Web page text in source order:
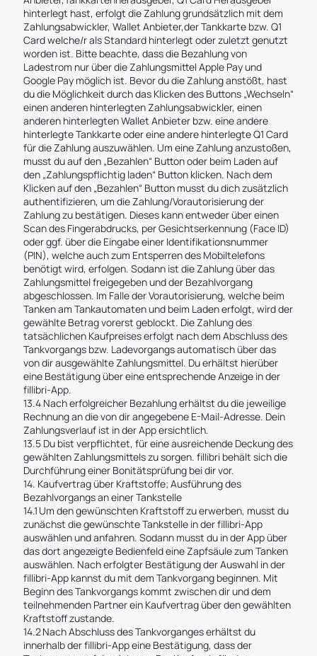
hinterlegt hast, erfolgt die Zahlung grundsätzlich mit dem
Zahlungsabwickler, Wallet Anbieter,der Tankkarte bzw. Q1
Card welche/r als Standard hinterlegt oder zuletzt genutzt
worden ist. Bitte beachte, dass die Bezahlung von
Ladestrom nur über die Zahlungsmittel Apple Pay und
Google Pay möglich ist. Bevor du die Zahlung anstößt, hast
du die Möglichkeit durch das Klicken des Buttons „Wechseln“
einen anderen hinterlegten Zahlungsabwickler, einen
anderen hinterlegten Wallet Anbieter bzw. eine andere
hinterlegte Tankkarte oder eine andere hinterlegte Q1 Card
für die Zahlung auszuwählen. Um eine Zahlung anzustoßen,
musst du auf den „Bezahlen“ Button oder beim Laden auf
den „Zahlungspflichtig laden“ Button klicken. Nach dem
Klicken auf den „Bezahlen“ Button musst du dich zusätzlich
authentifizieren, um die Zahlung/Vorautorisierung der
Zahlung zu bestätigen. Dieses kann entweder über einen
Scan des Fingerabdrucks, per Gesichtserkennung (Face ID)
oder ggf. über die Eingabe einer Identifikationsnummer
(PIN), welche auch zum Entsperren des Mobiltelefons
benötigt wird, erfolgen. Sodann ist die Zahlung über das
Zahlungsmittel freigegeben und der Bezahlvorgang
abgeschlossen. Im Falle der Vorautorisierung, welche beim
Tanken am Tankautomaten und beim Laden erfolgt, wird der
gewählte Betrag vorerst geblockt. Die Zahlung des
tatsächlichen Kaufpreises erfolgt nach dem Abschluss des
Tankvorgangs bzw. Ladevorgangs automatisch über das
von dir ausgewählte Zahlungsmittel. Du erhältst hierüber
eine Bestätigung über eine entsprechende Anzeige in der
fillibri-App.
13.4 Nach erfolgreicher Bezahlung erhältst du die jeweilige
Rechnung an die von dir angegebene E-Mail-Adresse. Dein
Zahlungsverlauf ist in der App ersichtlich.
13.5 Du bist verpflichtet, für eine ausreichende Deckung des
gewählten Zahlungsmittels zu sorgen. fillibri behält sich die
Durchführung einer Bonitätsprüfung bei dir vor.
14. Kaufvertrag über Kraftstoffe; Ausführung des
Bezahlvorgangs an einer Tankstelle
14.1 Um den gewünschten Kraftstoff zu erwerben, musst du
zunächst die gewünschte Tankstelle in der fillibri-App
auswählen und anfahren. Sodann musst du in der App über
das dort angezeigte Bedienfeld eine Zapfsäule zum Tanken
auswählen. Nach erfolgter Bestätigung der Auswahl in der
fillibri-App kannst du mit dem Tankvorgang beginnen. Mit
Beginn des Tankvorgangs kommt zwischen dir und dem
teilnehmenden Partner ein Kaufvertrag über den gewählten
Kraftstoff zustande.
14.2 Nach Abschluss des Tankvorganges erhältst du
innerhalb der fillibri-App eine Bestätigung, dass der